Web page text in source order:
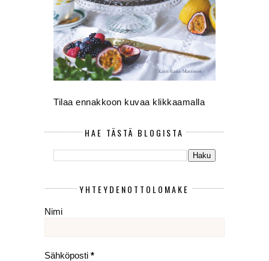
Tilaa ennakkoon kuvaa klikkaamalla
HAE TÄSTÄ BLOGISTA
YHTEYDENOTTOLOMAKE
Nimi
Sähköposti *